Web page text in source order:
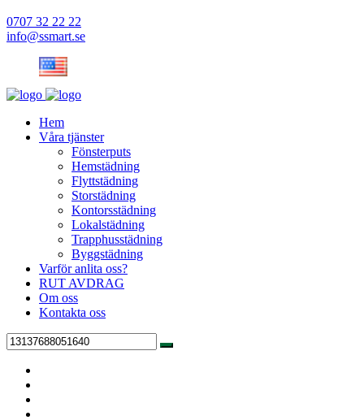
0707 32 22 22
info@ssmart.se
Hem
Våra tjänster
Fönsterputs
Hemstädning
Flyttstädning
Storstädning
Kontorsstädning
Lokalstädning
Trapphusstädning
Byggstädning
Varför anlita oss?
RUT AVDRAG
Om oss
Kontakta oss